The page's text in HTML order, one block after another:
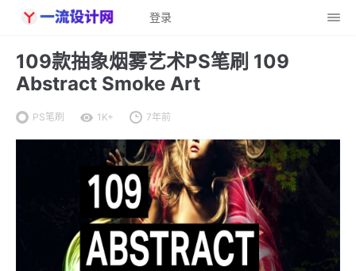
登录
109款抽象烟雾艺术PS笔刷 109
Abstract Smoke Art
PS笔刷 1K+ 7年前